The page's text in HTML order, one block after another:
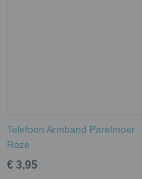
Telefoon Armband Parelmoer
Roze
€ 3,95